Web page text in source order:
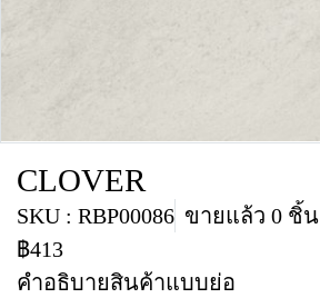
CLOVER
SKU : RBP00086 ขายแล้ว 0 ชิ้น
฿413
คำอธิบายสินค้าแบบย่อ